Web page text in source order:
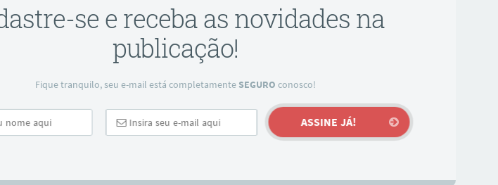
se e receba as novidades na
publicação!
Fique tranquilo, seu e-mail está completamenteSEGURO conosco!